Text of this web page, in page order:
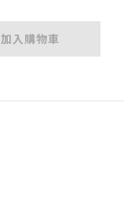
加入購物車